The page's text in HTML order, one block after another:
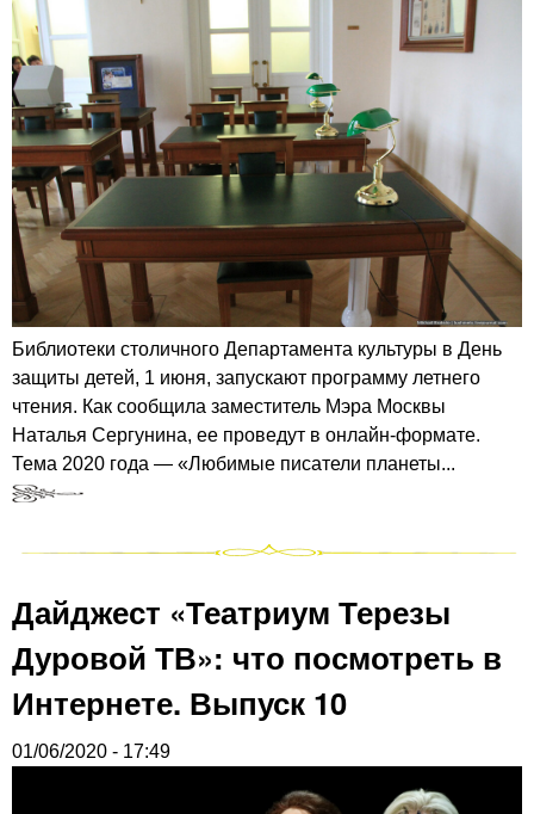
Библиотеки столичного Департамента культуры в День
защиты детей, 1 июня, запускают программу летнего
чтения. Как сообщила заместитель Мэра Москвы
Наталья Сергунина, ее проведут в онлайн-формате.
Тема 2020 года — «Любимые писатели планеты...
Дайджест «Театриум Терезы
Дуровой ТВ»: что посмотреть в
Интернете. Выпуск 10
01/06/2020 - 17:49